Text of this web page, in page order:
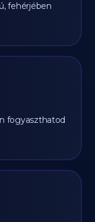
fehérjében
fogyaszthatod